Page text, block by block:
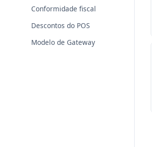
Conformidade fiscal
Descontos do POS
Modelo de Gateway